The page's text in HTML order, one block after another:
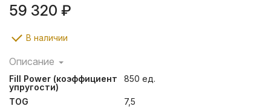
59 320 ₽
В наличии
Описание
Город Бра́мше в Германии и разработанные ткачами
этого поселения способы финишной обработки
тканей известны производителям во всем мире уже
второе столетие и поэтому маркировка «Bramscher
Fill Power (коэффициент
упругости)
850 ед.
TOG
7,5